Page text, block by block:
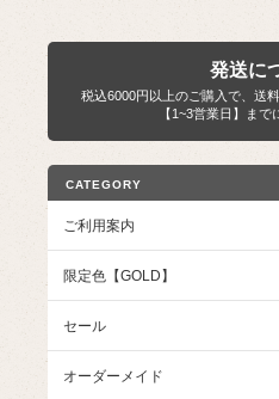
発送に
税込6000円以上のご購入で、送
【1~3営業日】まで
CATEGORY
ご利用案内
限定色【GOLD】
セール
オーダーメイド